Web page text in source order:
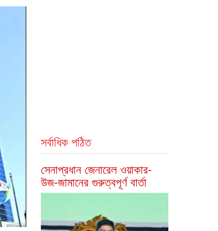
সর্বাধিক পঠিত
সেনাপ্রধান জেনারেল ওয়াকার-
উজ-জামানের গুরুত্বপূর্ণ বার্তা